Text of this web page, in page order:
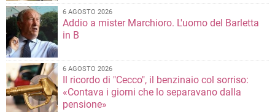
6 AGOSTO 2026
Addio a mister Marchioro. L'uomo del Barletta
in B
6 AGOSTO 2026
Il ricordo di "Cecco", il benzinaio col sorriso:
«Contava i giorni che lo separavano dalla
pensione»